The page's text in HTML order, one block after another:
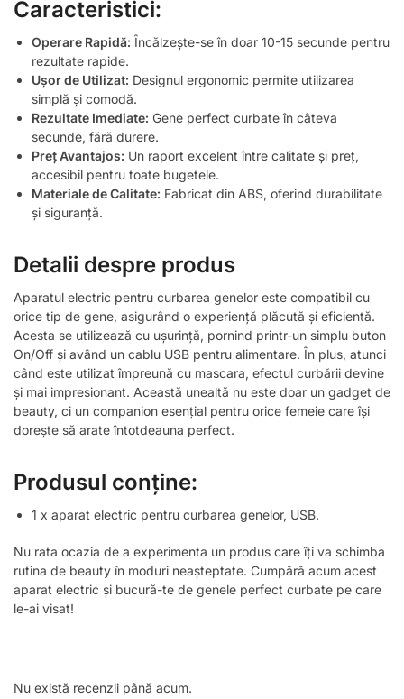
Caracteristici:
Operare Rapidă: Încălzește-se în doar 10-15 secunde pentru
rezultate rapide.
Ușor de Utilizat: Designul ergonomic permite utilizarea
simplă și comodă.
Rezultate Imediate: Gene perfect curbate în câteva
secunde, fără durere.
Preț Avantajos: Un raport excelent între calitate și preț,
accesibil pentru toate bugetele.
Materiale de Calitate: Fabricat din ABS, oferind durabilitate
și siguranță.
Detalii despre produs
Aparatul electric pentru curbarea genelor este compatibil cu
orice tip de gene, asigurând o experiență plăcută și eficientă.
Acesta se utilizează cu ușurință, pornind printr-un simplu buton
On/Off și având un cablu USB pentru alimentare. În plus, atunci
când este utilizat împreună cu mascara, efectul curbării devine
și mai impresionant. Această unealtă nu este doar un gadget de
beauty, ci un companion esențial pentru orice femeie care își
dorește să arate întotdeauna perfect.
Produsul conține:
1 x aparat electric pentru curbarea genelor, USB.
Nu rata ocazia de a experimenta un produs care îți va schimba
rutina de beauty în moduri neașteptate. Cumpără acum acest
aparat electric și bucură-te de genele perfect curbate pe care
le-ai visat!
Nu există recenzii până acum.